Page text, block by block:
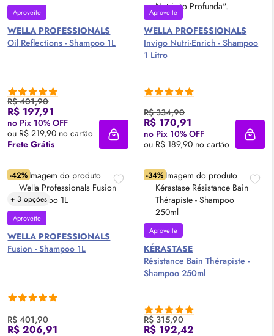
Aproveite
WELLA PROFESSIONALS
Oil Reflections - Shampoo 1L
R$ 401,90
R$ 197,91
no Pix 10% OFF
ou R$ 219,90 no cartão
Frete Grátis
Adicionar à sacola
Aproveite
WELLA PROFESSIONALS
Invigo Nutri-Enrich - Shampoo
1 Litro
R$ 334,90
R$ 170,91
no Pix 10% OFF
ou R$ 189,90 no cartão
-42%
+ 3 opções
Aproveite
WELLA PROFESSIONALS
Fusion - Shampoo 1L
R$ 401,90
R$ 206,91
-34%
Aproveite
KÉRASTASE
Résistance Bain Thérapiste -
Shampoo 250ml
R$ 315,90
R$ 192,42